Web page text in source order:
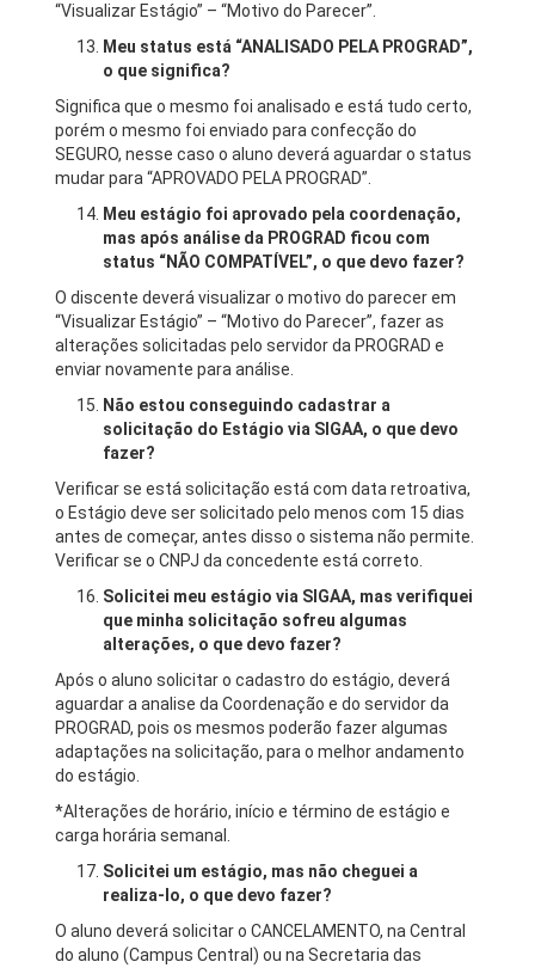
“Visualizar Estágio” – “Motivo do Parecer”.
Meu status está “ANALISADO PELA PROGRAD”,
o que significa?
Significa que o mesmo foi analisado e está tudo certo,
porém o mesmo foi enviado para confecção do
SEGURO, nesse caso o aluno deverá aguardar o status
mudar para “APROVADO PELA PROGRAD”.
Meu estágio foi aprovado pela coordenação,
mas após análise da PROGRAD ficou com
status “NÃO COMPATÍVEL”, o que devo fazer?
O discente deverá visualizar o motivo do parecer em
“Visualizar Estágio” – “Motivo do Parecer”, fazer as
alterações solicitadas pelo servidor da PROGRAD e
enviar novamente para análise.
Não estou conseguindo cadastrar a
solicitação do Estágio via SIGAA, o que devo
fazer?
Verificar se está solicitação está com data retroativa,
o Estágio deve ser solicitado pelo menos com 15 dias
antes de começar, antes disso o sistema não permite.
Verificar se o CNPJ da concedente está correto.
Solicitei meu estágio via SIGAA, mas verifiquei
que minha solicitação sofreu algumas
alterações, o que devo fazer?
Após o aluno solicitar o cadastro do estágio, deverá
aguardar a analise da Coordenação e do servidor da
PROGRAD, pois os mesmos poderão fazer algumas
adaptações na solicitação, para o melhor andamento
do estágio.
*Alterações de horário, início e término de estágio e
carga horária semanal.
Solicitei um estágio, mas não cheguei a
realiza-lo, o que devo fazer?
O aluno deverá solicitar o CANCELAMENTO, na Central
do aluno (Campus Central) ou na Secretaria das